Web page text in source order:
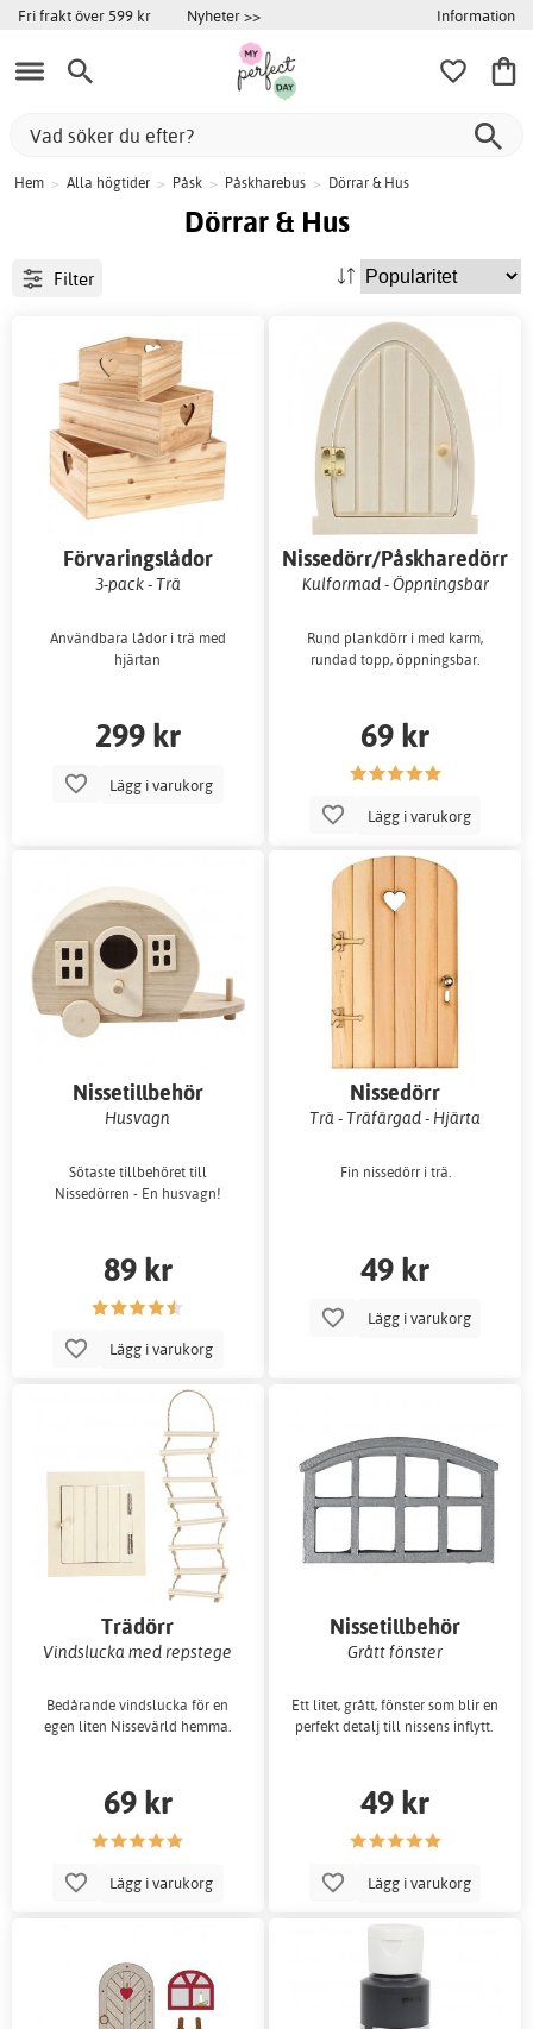
Fri frakt över 599 kr Nyheter >> Information
Hem > Alla högtider > Påsk > Påskharebus > Dörrar & Hus
Dörrar & Hus
Filter
Förvaringslådor
3-pack - Trä
Användbara lådor i trä med
hjärtan
299 kr
Lägg i varukorg
Nissedörr/Påskharedörr
Kulformad - Öppningsbar
Rund plankdörr i med karm,
rundad topp, öppningsbar.
69 kr
Lägg i varukorg
Nissetillbehör
Husvagn
Sötaste tillbehöret till
Nissedörren - En husvagn!
89 kr
Lägg i varukorg
Nissedörr
Trä - Träfärgad - Hjärta
Fin nissedörr i trä.
49 kr
Lägg i varukorg
Trädörr
Vindslucka med repstege
Bedårande vindslucka för en
egen liten Nissevärld hemma.
69 kr
Lägg i varukorg
Nissetillbehör
Grått fönster
Ett litet, grått, fönster som blir en
perfekt detalj till nissens inflytt.
49 kr
Lägg i varukorg